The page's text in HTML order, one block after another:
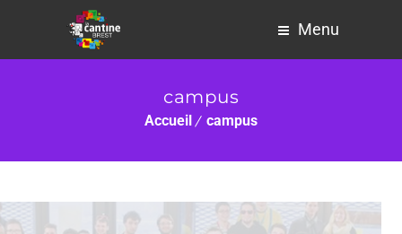
Menu
campus
Accueil campus